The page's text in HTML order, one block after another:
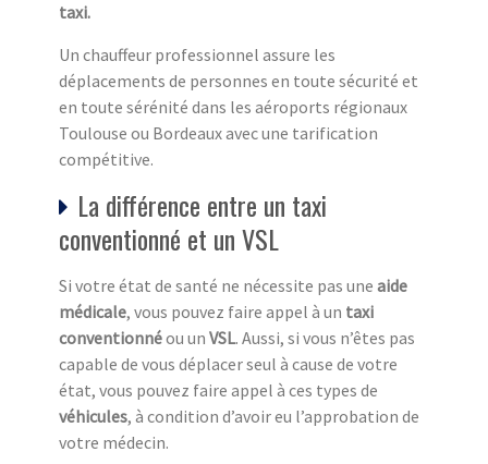
taxi.
Un chauffeur professionnel assure les
déplacements de personnes en toute sécurité et
en toute sérénité dans les aéroports régionaux
Toulouse ou Bordeaux avec une tarification
compétitive.
La différence entre un taxi
conventionné et un VSL
Si votre état de santé ne nécessite pas une aide
médicale, vous pouvez faire appel à un taxi
conventionnéou un VSL. Aussi, si vous n’êtes pas
capable de vous déplacer seul à cause de votre
état, vous pouvez faire appel à ces types de
véhicules, à condition d’avoir eu l’approbation de
votre médecin.